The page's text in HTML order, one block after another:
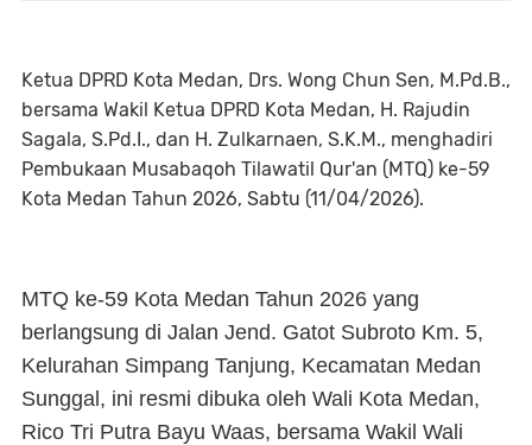
Ketua DPRD Kota Medan, Drs. Wong Chun Sen, M.Pd.B.,
bersama Wakil Ketua DPRD Kota Medan, H. Rajudin
Sagala, S.Pd.I., dan H. Zulkarnaen, S.K.M., menghadiri
Pembukaan Musabaqoh Tilawatil Qur'an (MTQ) ke-59
Kota Medan Tahun 2026, Sabtu (11/04/2026).
MTQ ke-59 Kota Medan Tahun 2026 yang
berlangsung di Jalan Jend. Gatot Subroto Km. 5,
Kelurahan Simpang Tanjung, Kecamatan Medan
Sunggal, ini resmi dibuka oleh Wali Kota Medan,
Rico Tri Putra Bayu Waas, bersama Wakil Wali